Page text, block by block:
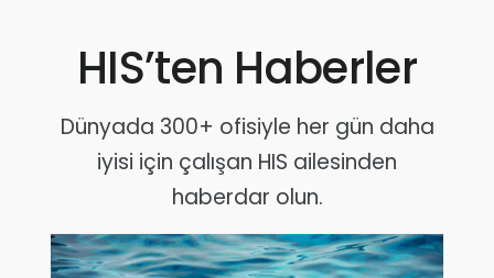
HIS’ten Haberler
Dünyada 300+ ofisiyle her gün daha
iyisi için çalışan HIS ailesinden
haberdar olun.